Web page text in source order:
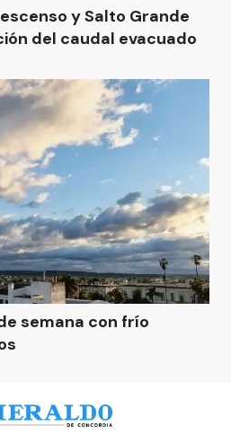
y Salto Grande
del caudal evacuado
semana con frío